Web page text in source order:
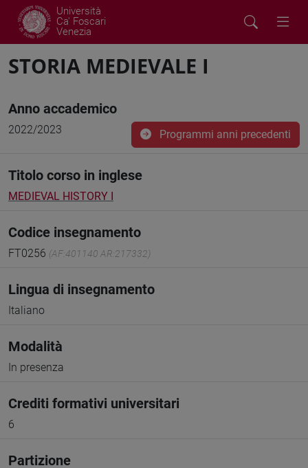
Università
Ca' Foscari
Venezia
STORIA MEDIEVALE I
Anno accademico
2022/2023 Programmi anni precedenti
Titolo corso in inglese
MEDIEVAL HISTORY I
Codice insegnamento
FT0256 (AF:401140 AR:217332)
Lingua di insegnamento
Italiano
Modalità
In presenza
Crediti formativi universitari
6
Partizione